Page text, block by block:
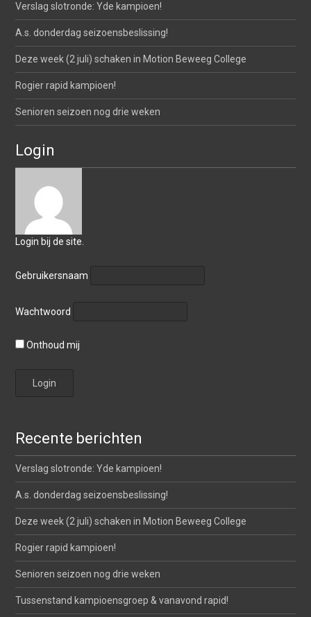
Verslag slotronde: Yde kampioen!
A.s. donderdag seizoensbeslissing!
Deze week (2 juli) schaken in Motion Beweeg College
Rogier rapid kampioen!
Senioren seizoen nog drie weken
Login
Login bij de site.
Gebruikersnaam
Wachtwoord
Onthoud mij
Recente berichten
Verslag slotronde: Yde kampioen!
A.s. donderdag seizoensbeslissing!
Deze week (2 juli) schaken in Motion Beweeg College
Rogier rapid kampioen!
Senioren seizoen nog drie weken
Tussenstand kampioensgroep & vanavond rapid!